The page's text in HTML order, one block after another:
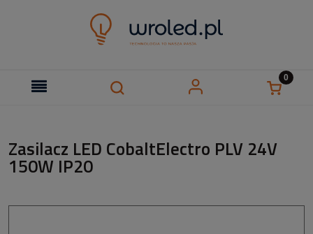
Zasilacz LED CobaltElectro PLV 24V
150W IP20